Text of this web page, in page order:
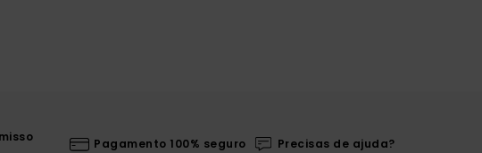
Pagamento 100% seguro Precisas de ajuda?